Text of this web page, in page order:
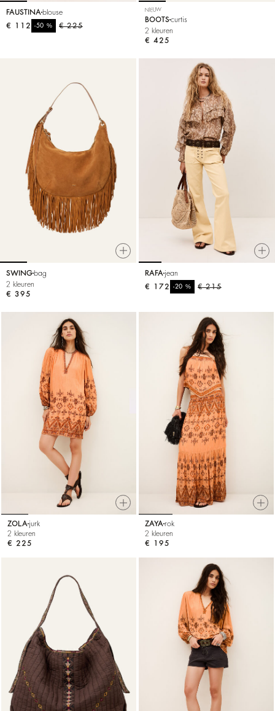
FAUSTINA blouse
€ 225
-50%
€ 112
NIEUW
BOOTScurtis
2 kleuren
€ 425
SWING bag
2 kleuren
€ 395
RAFA jean
€ 215
-20%
€ 172
ZOLA jurk
2 kleuren
€ 225
ZAYA rok
2 kleuren
€ 195